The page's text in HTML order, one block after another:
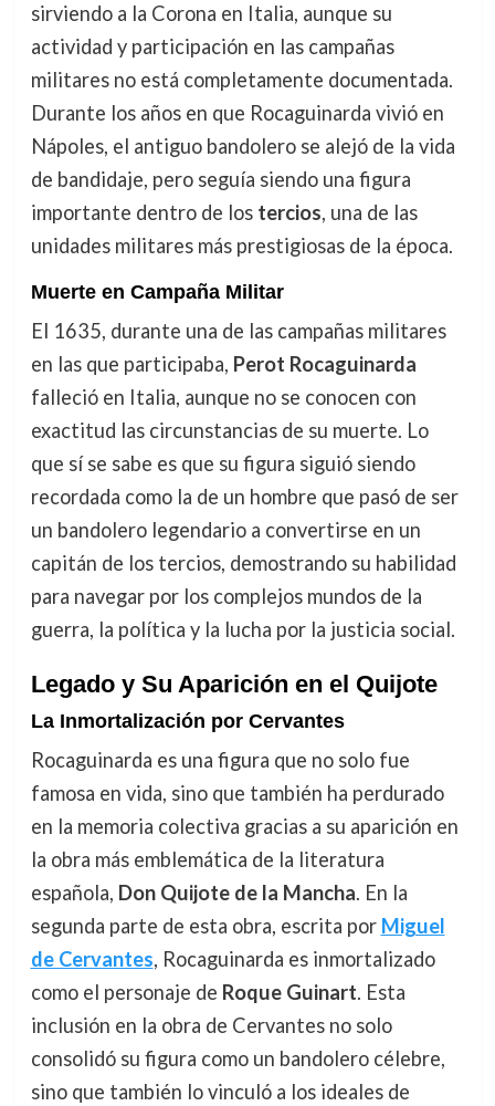
sirviendo a la Corona en Italia, aunque su
actividad y participación en las campañas
militares no está completamente documentada.
Durante los años en que Rocaguinarda vivió en
Nápoles, el antiguo bandolero se alejó de la vida
de bandidaje, pero seguía siendo una figura
importante dentro de los tercios, una de las
unidades militares más prestigiosas de la época.
Muerte en Campaña Militar
El 1635, durante una de las campañas militares
en las que participaba, Perot Rocaguinarda
falleció en Italia, aunque no se conocen con
exactitud las circunstancias de su muerte. Lo
que sí se sabe es que su figura siguió siendo
recordada como la de un hombre que pasó de ser
un bandolero legendario a convertirse en un
capitán de los tercios, demostrando su habilidad
para navegar por los complejos mundos de la
guerra, la política y la lucha por la justicia social.
Legado y Su Aparición en el Quijote
La Inmortalización por Cervantes
Rocaguinarda es una figura que no solo fue
famosa en vida, sino que también ha perdurado
en la memoria colectiva gracias a su aparición en
la obra más emblemática de la literatura
española, Don Quijote de la Mancha. En la
segunda parte de esta obra, escrita por Miguel
de Cervantes, Rocaguinarda es inmortalizado
como el personaje de Roque Guinart. Esta
inclusión en la obra de Cervantes no solo
consolidó su figura como un bandolero célebre,
sino que también lo vinculó a los ideales de